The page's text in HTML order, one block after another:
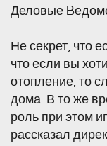
Katus
Fassaad
Soojustus
Деловые
Не секрет, что
что если вы
отопление, то
дома. В то же
роль при этом
рассказал